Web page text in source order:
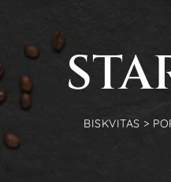
BISKVITAS >